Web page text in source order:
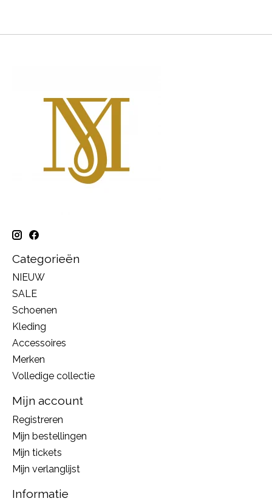
Categorieën
NIEUW
SALE
Schoenen
Kleding
Accessoires
Merken
Volledige collectie
Mijn account
Registreren
Mijn bestellingen
Mijn tickets
Mijn verlanglijst
Informatie